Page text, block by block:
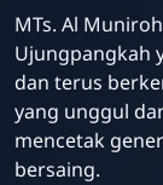
MTs. Al
Ujungpangkah
dan terus
yang unggul
mencetak
bersaing.